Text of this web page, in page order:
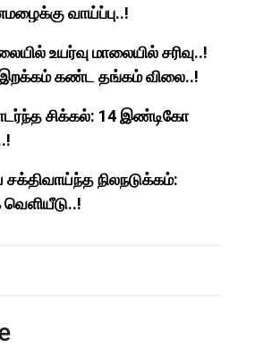
வாய்ப்பு..!
உயர்வு மாலையில் சரிவு..!
இறக்கம் கண்ட தங்கம் விலை..!
சிக்கல்: 14 இண்டிகோ
நிலநடுக்கம்:
வெளியீடு..!